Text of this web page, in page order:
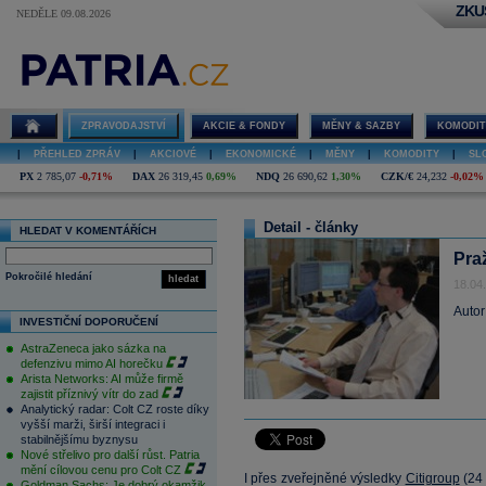
NEDĚLE 09.08.2026
ZPRAVODAJSTVÍ AKCIE & FONDY MĚNY & SAZBY
PŘEHLED ZPRÁV AKCIOVÉ EKONOMICKÉ MĚNY KOMODITY
PX 2 785,07 -0,71% DAX 26 319,45 0,69% NDQ 26 690,62 1,30% CZK/€ 24,232 -0,02%
HLEDAT V KOMENTÁŘÍCH
hledat
Pokročilé hledání
INVESTIČNÍ DOPORUČENÍ
AstraZeneca jako sázka na
defenzivu mimo AI horečku
Arista Networks: AI může firmě
zajistit příznivý vítr do zad
Analytický radar: Colt CZ roste díky
vyšší marži, širší integraci i
stabilnějšímu byznysu
Nové střelivo pro další růst. Patria
mění cílovou cenu pro Colt CZ
Detail - články
I přes zveřejněné výsledky Citigroup (24